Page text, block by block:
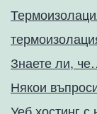
Знаете ли,
Някои